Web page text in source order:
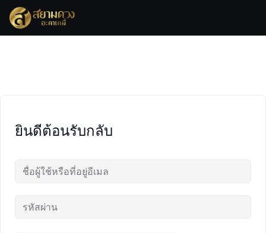
Skip
content
ยินดีต้อนรับกลับ